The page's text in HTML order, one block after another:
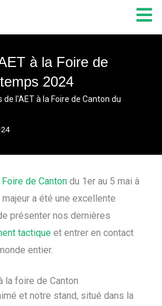
à la Foire de
2024
de l'AET à la Foire de Canton du
Foire de Canton du 1er au 5 mai à
majeur a été une excellente
présenter nos dernières
tactique et entrer en contact
entier.
la foire de Canton
et notre stand, situé dans la